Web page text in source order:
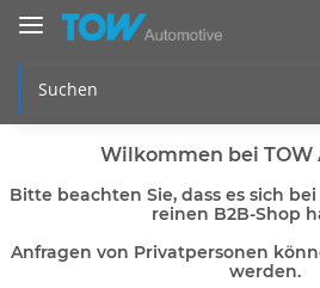
Wilkommen bei
Bitte beachten Sie, dass es sich
reinen B2B-Shop
Anfragen von Privatpersonen
werden.